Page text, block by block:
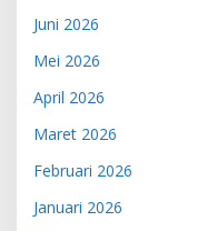
Juni 2026
Mei 2026
April 2026
Maret 2026
Februari 2026
Januari 2026